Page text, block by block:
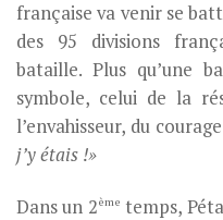
française va venir se
des 95 divisions
bataille. Plus qu’une
symbole, celui de la
l’envahisseur, du
j’y étais !»
Dans un 2ème temps,